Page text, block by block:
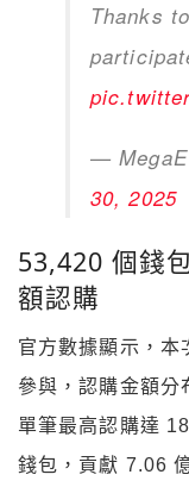
Thanks
—
30, 2025
53,420 個錢
額認購
官方數據顯示，
參與，認購金額分
單筆最高認購達
錢包，貢獻 7.06